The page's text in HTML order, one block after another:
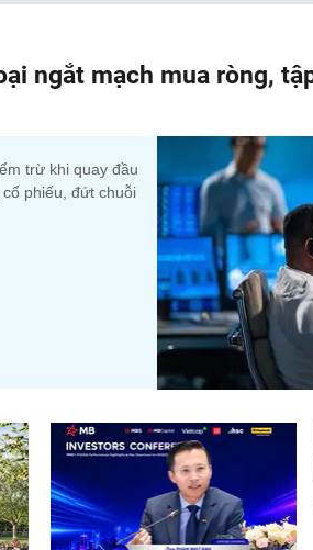
ngắt mạch mua ròng,
trừ khi quay đầu
phiếu, đứt chuỗi